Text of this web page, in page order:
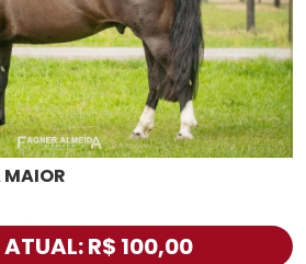
MAIOR
ATUAL: R$ 100,00